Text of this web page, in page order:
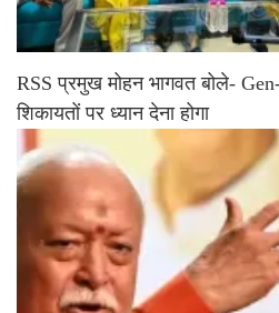
RSS प्रमुख मोहन भागवत बोले-
शिकायतों पर ध्यान देना होगा